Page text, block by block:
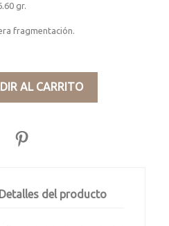
gr.
fragmentación.
AL CARRITO
Detalles del producto